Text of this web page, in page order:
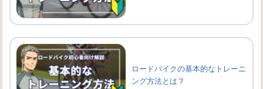
ロードバイクの基本的なトレーニ
ング方法とは？